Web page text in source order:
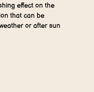
effect on the
that can be
or after sun